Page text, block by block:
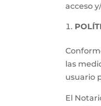
acceso
las
usuario
El